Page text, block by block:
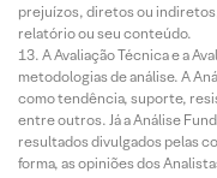
prejuízos, diretos ou
relatório ou seu conteúdo.
A Avaliação Técnica e a
metodologias de análise. A
como tendência, suporte,
entre outros. Já a Análise
resultados divulgados pelas
forma, as opiniões dos